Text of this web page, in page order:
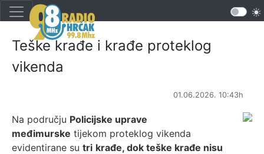
Teške krađe i krađe proteklog
vikenda
01.06.2026. 10:43h
Na području Policijske uprave
međimurske tijekom proteklog vikenda
evidentirane su tri krađe, dok teške krađe nisu